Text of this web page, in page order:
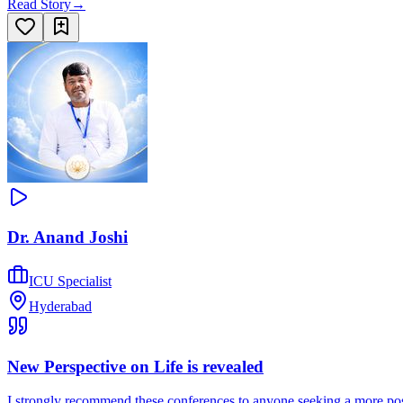
Read Story→
Dr. Anand Joshi
ICU Specialist
Hyderabad
New Perspective on Life is revealed